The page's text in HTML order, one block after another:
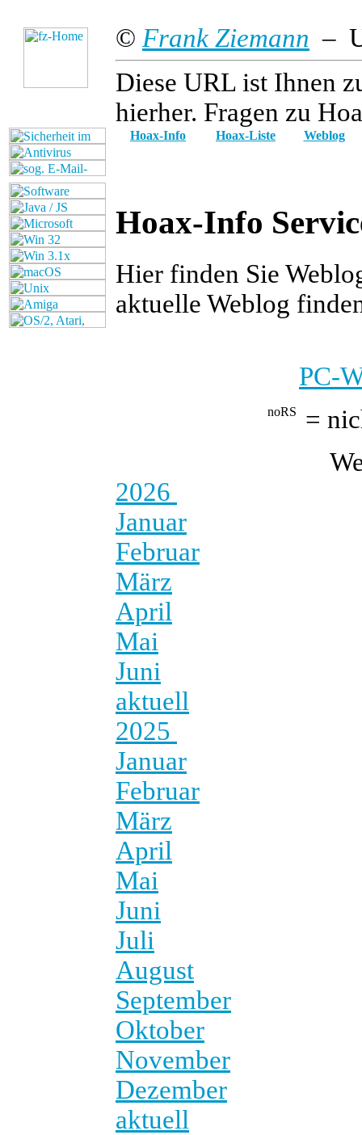
© Frank Ziemann –
Diese URL ist Ihnen
hierher. Fragen zu
Hoax-Info Hoax-Liste Weblog
Hoax-Info
Hier finden Sie
aktuelle Weblog
PC-
=
2026
Januar
Februar
März
April
Mai
Juni
aktuell
2025
Januar
Februar
März
April
Mai
Juni
Juli
August
September
Oktober
November
Dezember
aktuell